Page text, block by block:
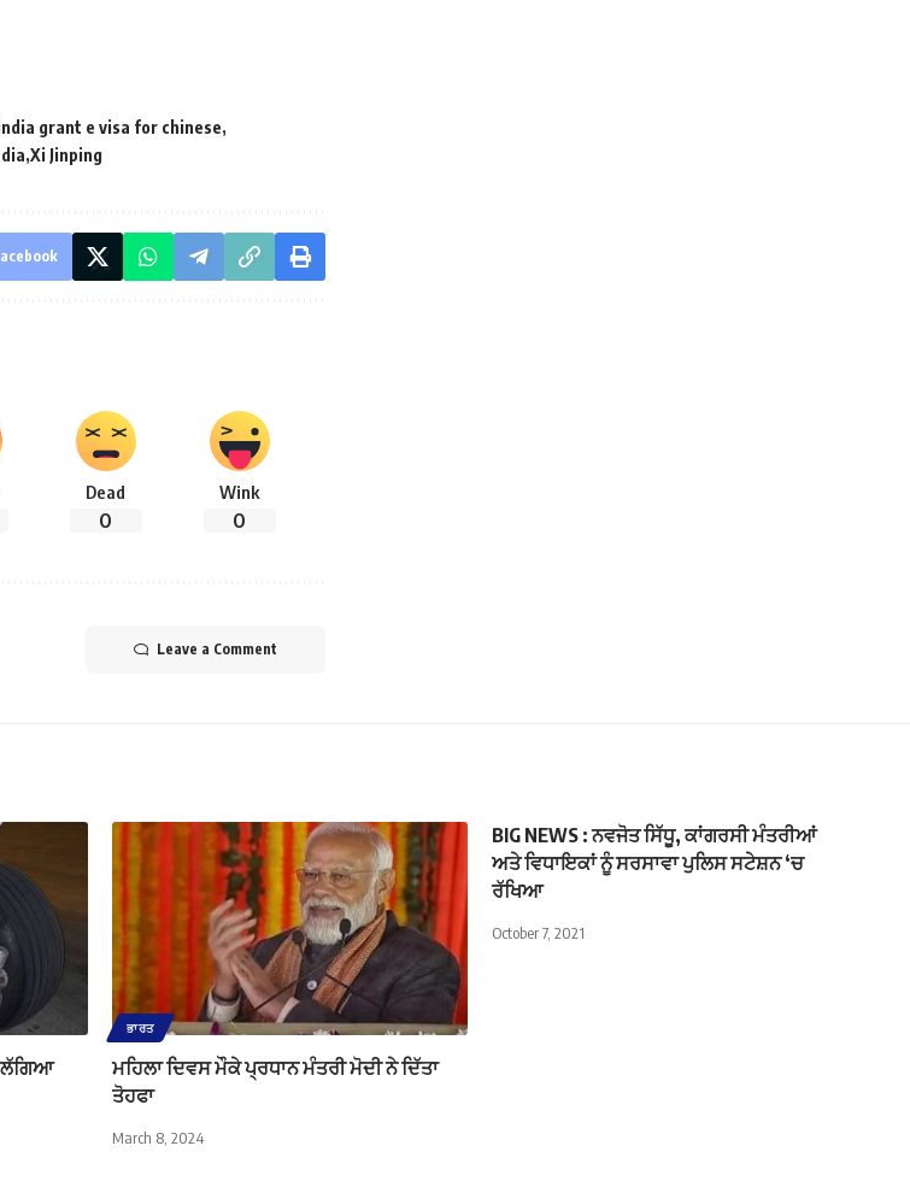
grant e visa for chinese
Xi Jinping
Dead
0
Wink
0
Leave a Comment
ਲੱਗਿਆ
ਭਾਰਤ
ਮਹਿਲਾ ਦਿਵਸ ਮੌਕੇ ਪ੍ਰਧਾਨ ਮੰਤਰੀ ਮੋਦੀ ਨੇ ਦਿੱਤਾ
ਤੋਹਫਾ
March 8, 2024
BIG NEWS : ਨਵਜੋਤ ਸਿੱਧੂ, ਕਾਂਗਰਸੀ ਮੰਤਰੀਆਂ
ਅਤੇ ਵਿਧਾਇਕਾਂ ਨੂੰ ਸਰਸਾਵਾ ਪੁਲਿਸ ਸਟੇਸ਼ਨ ‘ਚ
ਰੱਖਿਆ
October 7, 2021